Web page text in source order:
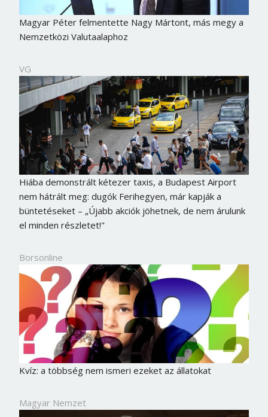
Magyar Péter felmentette Nagy Mártont, más megy a
Nemzetközi Valutaalaphoz
VG
Hiába demonstrált kétezer taxis, a Budapest Airport
nem hátrált meg: dugók Ferihegyen, már kapják a
büntetéseket – „Újabb akciók jöhetnek, de nem árulunk
el minden részletet!"
Borsonline
Kvíz: a többség nem ismeri ezeket az állatokat
Magyar Nemzet